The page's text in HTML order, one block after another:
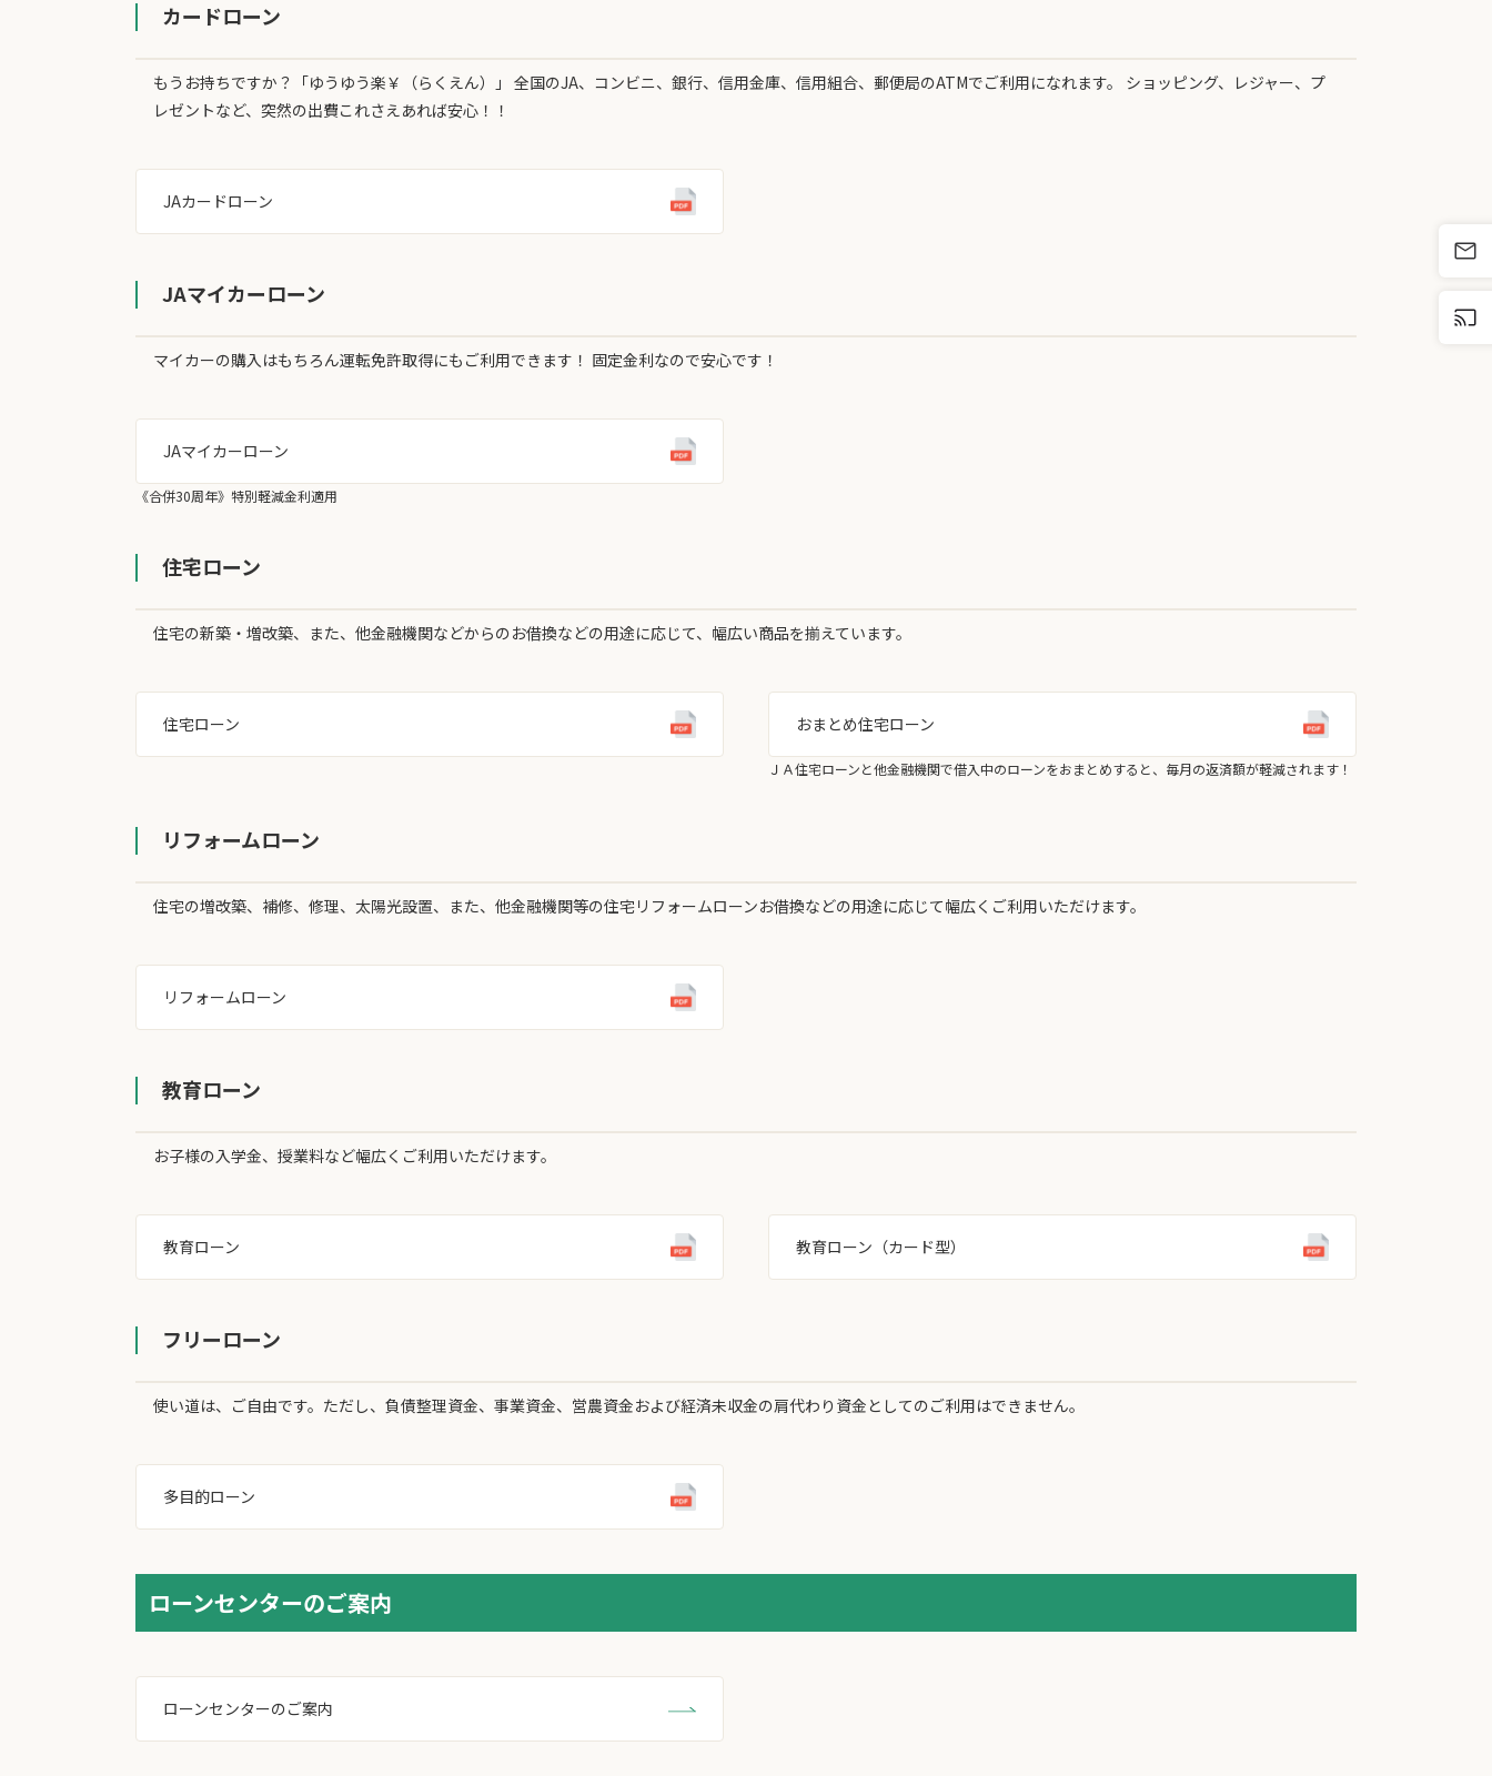
カードローン
もうお持ちですか？「ゆうゆう楽￥（らくえん）」 全国のJA、コンビニ、銀行、信用金庫、信用組合、郵便局のATMでご利用になれます。 ショッピング、レジャー、プ
レゼントなど、突然の出費これさえあれば安心！！
JAカードローン
JAマイカーローン
マイカーの購入はもちろん運転免許取得にもご利用できます！ 固定金利なので安心です！
JAマイカーローン
《合併30周年》特別軽減金利適用
住宅ローン
住宅の新築・増改築、また、他金融機関などからのお借換などの用途に応じて、幅広い商品を揃えています。
住宅ローン おまとめ住宅ローン
ＪＡ住宅ローンと他金融機関で借入中のローンをおまとめすると、毎月の返済額が軽減されます！
リフォームローン
住宅の増改築、補修、修理、太陽光設置、また、他金融機関等の住宅リフォームローンお借換などの用途に応じて幅広くご利用いただけます。
リフォームローン
教育ローン
お子様の入学金、授業料など幅広くご利用いただけます。
教育ローン 教育ローン（カード型）
フリーローン
使い道は、ご自由です。ただし、負債整理資金、事業資金、営農資金および経済未収金の肩代わり資金としてのご利用はできません。
多目的ローン
ローンセンターのご案内
ローンセンターのご案内